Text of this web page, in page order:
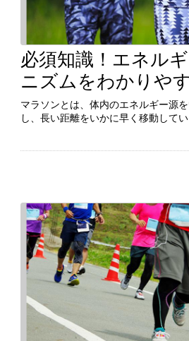
マラソンとは、体内のエネルギー源
し、長い距離をいかに早く移動して
必須知識！エネル
ニズムをわかりや
マラソンとは、体内のエネルギー源
し、長い距離をいかに早く移動して